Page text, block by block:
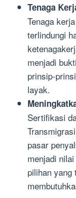
Tenaga
Tenaga
terlindungi
menjadi
prinsip-
layak.
Sertifikasi
pasar
menjadi
pilihan yang